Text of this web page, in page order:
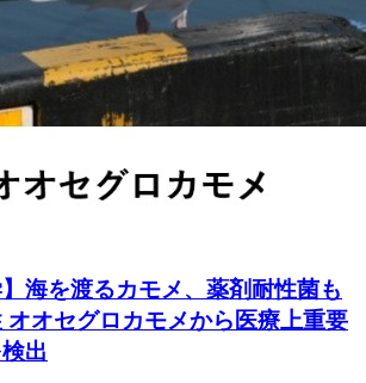
】海を渡るカモメ、薬剤耐性菌も
オオセグロカモメから医療上重要
出